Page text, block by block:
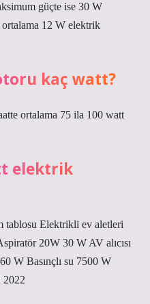
güçte ise 30 W
12 W elektrik
kaç watt?
ortalama 75 ila 100 watt
elektrik
tablosu Elektrikli ev aletleri
20W 30 W AV alıcısı
W Basınçlı su 7500 W
2022